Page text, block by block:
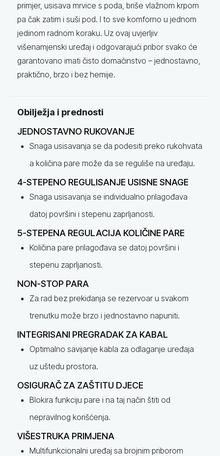
primjer, usisava mrvice s poda, briše vlažnom krpom
pa čak zatim i suši pod. I to sve komforno u jednom
jedinom radnom koraku. Uz ovaj uvjerljiv
višenamjenski uređaj i odgovarajući pribor svako će
garantovano imati čisto domaćinstvo – jednostavno,
praktično, brzo i bez hemije.
Obilježja i prednosti
JEDNOSTAVNO RUKOVANJE
Snaga usisavanja se da podesiti preko rukohvata
a količina pare može da se reguliše na uređaju.
4-STEPENO REGULISANJE USISNE SNAGE
Snaga usisavanja se individualno prilagođava
datoj površini i stepenu zaprljanosti.
5-STEPENA REGULACIJA KOLIČINE PARE
Količina pare prilagođava se datoj površini i
stepenu zaprljanosti.
NON-STOP PARA
Za rad bez prekidanja se rezervoar u svakom
trenutku može brzo i jednostavno napuniti.
INTEGRISANI PREGRADAK ZA KABAL
Optimalno savijanje kabla za odlaganje uređaja
uz uštedu prostora.
OSIGURAČ ZA ZAŠTITU DJECE
Blokira funkciju pare i na taj način štiti od
nepravilnog korišćenja.
VIŠESTRUKA PRIMJENA
Multifunkcionalni uređaj sa brojnim priborom